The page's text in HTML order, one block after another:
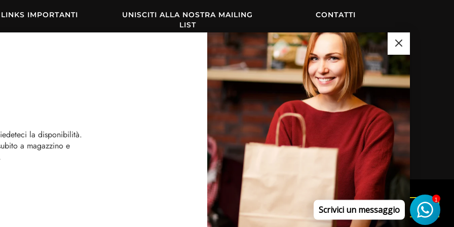
di cookie necessari al funzionamento ed utili alle finalità illustrate nella cookie policy. Chiudendo
o proseguendo la navigazione in altra maniera, acconsenti all’uso dei cookie. Se vuoi saperne di più
Ok
LINKS IMPORTANTI
Policy e Cookie Policy
UNISCITI ALLA NOSTRA MAILING
LIST
CONTATTI
Per informazioni dal lunedì al venerdì dalle
ore 9,00 alle ore 19,00 al seguente numero:
335 8480538.
OROPACK snc -Via Sardegna, 3C - 42122
Reggio Emilia - ITALY
E-mail: info@oropack.net
la disponibilità.
a magazzino e
Scrivici un messaggio
1